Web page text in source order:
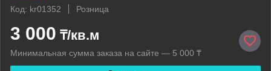
Код: kr01352
Розница
3 000 ₸/кв.м
Минимальная сумма заказа на сайте — 5 000 ₸